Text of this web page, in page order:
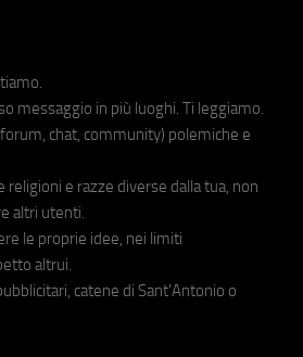
messaggio in più luoghi. Ti leggiamo.
chat, community) polemiche e
religioni e razze diverse dalla tua, non
altri utenti.
le proprie idee, nei limiti
altrui.
catene di Sant'Antonio o